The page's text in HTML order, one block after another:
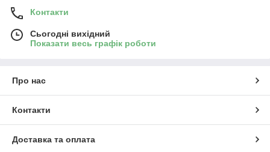
Контакти
Сьогодні вихідний
Показати весь графік роботи
Про нас
Контакти
Доставка та оплата